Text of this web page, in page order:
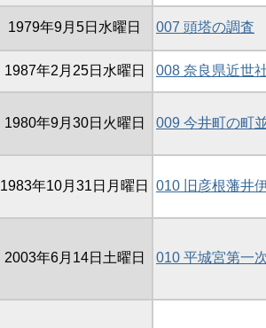
1979年9月5日水曜日 007 頭塔の調査
1987年2月25日水曜日 008 奈良県近世
1980年9月30日火曜日 009 今井町の町
1983年10月31日月曜日 010 旧彦根藩井
2003年6月14日土曜日 010 平城宮第一